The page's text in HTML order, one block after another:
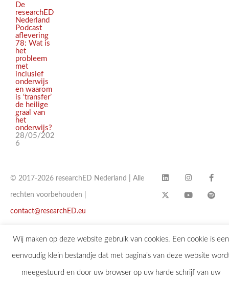
De
researchED
Nederland
Podcast
aflevering
78: Wat is
het
probleem
met
inclusief
onderwijs
en waarom
is ‘transfer’
de heilige
graal van
het
onderwijs?
28/05/202
6
© 2017-2026 researchED Nederland | Alle
rechten voorbehouden |
contact@researchED.eu
Wij maken op deze website gebruik van cookies. Een cookie is een
eenvoudig klein bestandje dat met pagina’s van deze website
meegestuurd en door uw browser op uw harde schrijf van uw